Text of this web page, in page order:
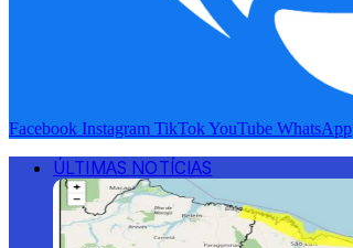
Facebook Instagram TikTokYouTube WhatsApp
ÚLTIMAS NOTÍCIAS